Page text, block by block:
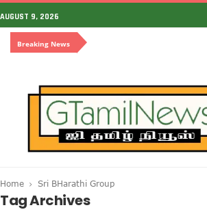
AUGUST 9, 2026
Breaking News
Home Sri BHarathi Group
Tag Archives